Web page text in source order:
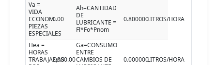
Va =
VIDA
ECONOM.
PIEZAS
ESPECIALES
0.00
Ah=CANTIDAD
DE
LUBRICANTE =
Fl*Fo*Pnom
0.800000LITROS/HORA
Hea =
HORAS
TRABAJADAS2,000.00
Ga=CONSUMO
ENTRE
CAMBIOS DE
0.000000LITROS/HORA